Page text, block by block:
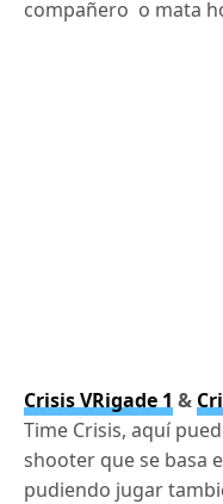
compañero o mata
Crisis VRigade 1 &
Time Crisis, aquí
shooter que se basa
pudiendo jugar